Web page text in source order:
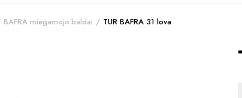
BAFRA miegamojo baldai TUR BAFRA 31 lova